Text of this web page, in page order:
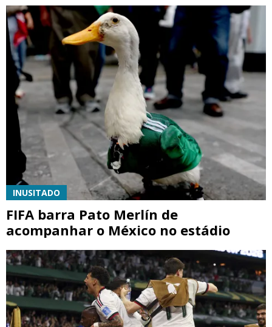
INUSITADO
FIFA barra Pato Merlín de
acompanhar o México no estádio